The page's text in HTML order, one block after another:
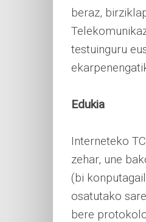
beraz,
testuinguru
Edukia
Interneteko
zehar, une
(bi
osatutako
bere